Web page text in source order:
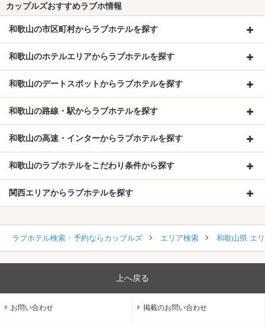
カップルズおすすめラブホ情報
和歌山の市区町村からラブホテルを探す
和歌山のホテルエリアからラブホテルを探す
和歌山のデートスポットからラブホテルを探す
和歌山の路線・駅からラブホテルを探す
和歌山の高速・インターからラブホテルを探す
和歌山のラブホテルをこだわり条件から探す
関西エリアからラブホテルを探す
ラブホテル検索・予約ならカップルズ エリア検索 和歌山県 エ
上へ戻る
お問い合わせ 掲載のお問い合わせ